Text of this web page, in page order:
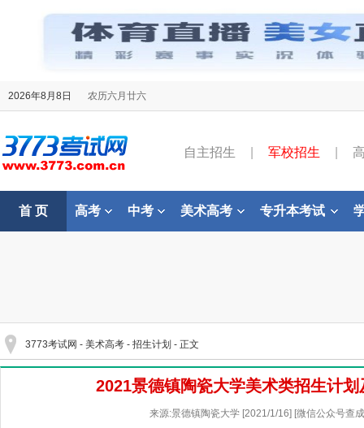
2026年8月8日 农历六月廿六
自主招生 军校招生
首 页 高考 中考 美术高考 专升本考试
3773考试网 - 美术高考 - 招生计划 - 正文
2021景德镇陶瓷大学美术类招生计
来源:景德镇陶瓷大学 [2021/1/16] [微信公众号查